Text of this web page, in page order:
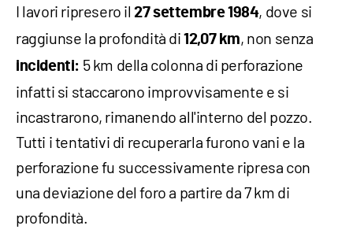
I lavori ripresero il27 settembre 1984, dove si
raggiunse la profondità di 12,07 km, non senza
incidenti: 5 km della colonna di perforazione
infatti si staccarono improvvisamente e si
incastrarono, rimanendo all'interno del pozzo.
Tutti i tentativi di recuperarla furono vani e la
perforazione fu successivamente ripresa con
una deviazione del foro a partire da 7 km di
profondità.